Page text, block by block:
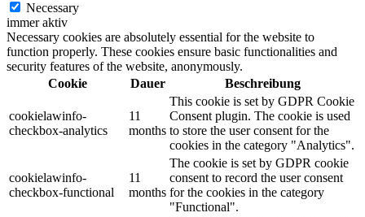
Necessary
immer aktiv
Necessary cookies are absolutely essential for the website to
function properly. These cookies ensure basic functionalities and
security features of the website, anonymously.
Cookie
Dauer Beschreibung
cookielawinfo-
checkbox-analytics
11
months
This cookie is set by GDPR Cookie
Consent plugin. The cookie is used
to store the user consent for the
cookies in the category "Analytics".
cookielawinfo-
checkbox-functional
11
months
The cookie is set by GDPR cookie
consent to record the user consent
for the cookies in the category
"Functional".